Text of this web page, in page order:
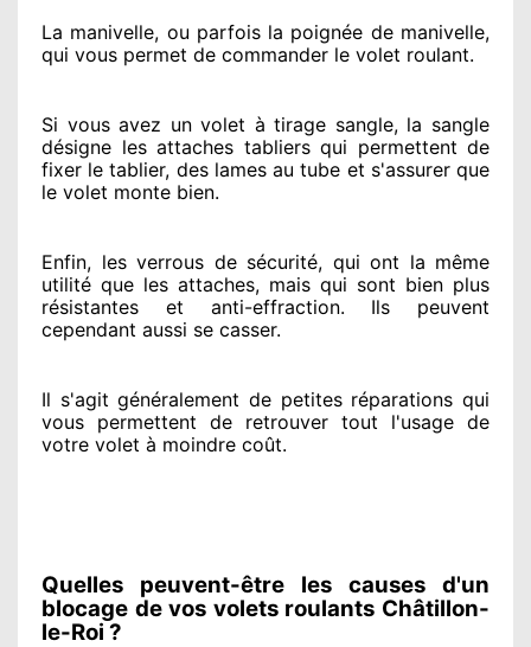
La manivelle, ou parfois la poignée de manivelle,
qui vous permet de commander le volet roulant.
Si vous avez un volet à tirage sangle, la sangle
désigne les attaches tabliers qui permettent de
fixer le tablier, des lames au tube et s'assurerque
le volet monte bien.
Enfin, les verrous de sécurité, qui ont la même
utilité que les attaches, mais qui sont bien plus
résistantes et anti-effraction. Ils peuvent
cependant aussi se casser.
Il s'agit généralement de petites réparations qui
vous permettent de retrouver tout l'usage de
votre volet à moindre coût.
Quelles peuvent-être les causes d'un
blocage de vos volets roulants Châtillon-
le-Roi ?